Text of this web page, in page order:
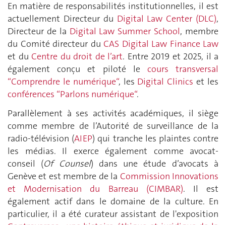
En matière de responsabilités institutionnelles, il est
actuellement Directeur du Digital Law Center (DLC),
Directeur de la Digital Law Summer School, membre
du Comité directeur du CAS Digital Law Finance Law
et du Centre du droit de l’art. Entre 2019 et 2025, il a
également conçu et piloté le cours transversal
“Comprendre le numérique“, les Digital Clinics et les
conférences “Parlons numérique“.
Parallèlement à ses activités académiques, il siège
comme membre de l’Autorité de surveillance de la
radio-télévision (AIEP) qui tranche les plaintes contre
les médias. Il exerce également comme avocat-
conseil (Of Counsel) dans une étude d’avocats à
Genève et est membre de la Commission Innovations
et Modernisation du Barreau (CIMBAR). Il est
également actif dans le domaine de la culture. En
particulier, il a été curateur assistant de l'exposition